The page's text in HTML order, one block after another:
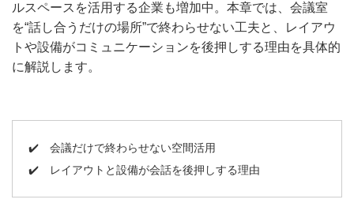
ルスペースを活用する企業も増加中。本章では、会議室
を“話し合うだけの場所”で終わらせない工夫と、レイアウ
トや設備がコミュニケーションを後押しする理由を具体的
に解説します。
✔️ 会議だけで終わらせない空間活用
✔️
レイアウトと設備が会話を後押しする理由